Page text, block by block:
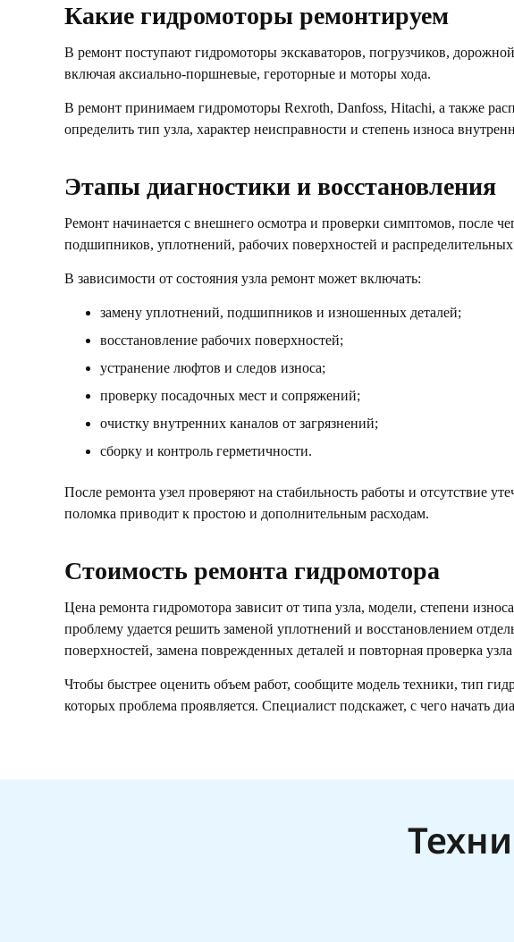
Какие гидромоторы ремонтируем
В ремонт поступают гидромоторы экскаваторов, погрузчиков,
включая аксиально-поршневые, героторные и моторы хода.
В ремонт принимаем гидромоторы Rexroth, Danfoss, Hitachi, а также
определить тип узла, характер неисправности и степень износа
Этапы диагностики и восстановления
Ремонт начинается с внешнего осмотра и проверки симптомов, после
подшипников, уплотнений, рабочих поверхностей и
В зависимости от состояния узла ремонт может включать:
замену уплотнений, подшипников и изношенных деталей;
восстановление рабочих поверхностей;
устранение люфтов и следов износа;
проверку посадочных мест и сопряжений;
очистку внутренних каналов от загрязнений;
сборку и контроль герметичности.
После ремонта узел проверяют на стабильность работы и отсутствие
поломка приводит к простою и дополнительным расходам.
Стоимость ремонта гидромотора
Цена ремонта гидромотора зависит от типа узла, модели, степени
проблему удается решить заменой уплотнений и восстановлением
поверхностей, замена поврежденных деталей и повторная проверка
Чтобы быстрее оценить объем работ, сообщите модель техники, тип
которых проблема проявляется. Специалист подскажет, с чего начать